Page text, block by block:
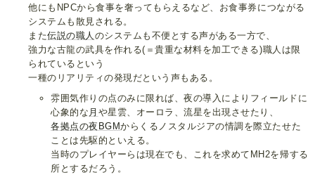
他にもNPCから食事を奢ってもらえるなど、お食事券につながる
システムも散見される。
また伝説の職人 のシステムも不便とする声がある一方で、
強力な古龍の武具を作れる(＝貴重な材料を加工できる)職人は限
られているという
一種のリアリティの発現だという声もある。
雰囲気作りの点のみに限れば、夜の導入によりフィールドに
心象的な 月 や星雲、オーロラ、流星を出現させたり、
各拠点の夜 BGMからくるノスタルジアの情調を際立たせた
ことは先駆的といえる。
当時のプレイヤーらは現在でも、これを求めてMH2を帰する
所とするだろう。